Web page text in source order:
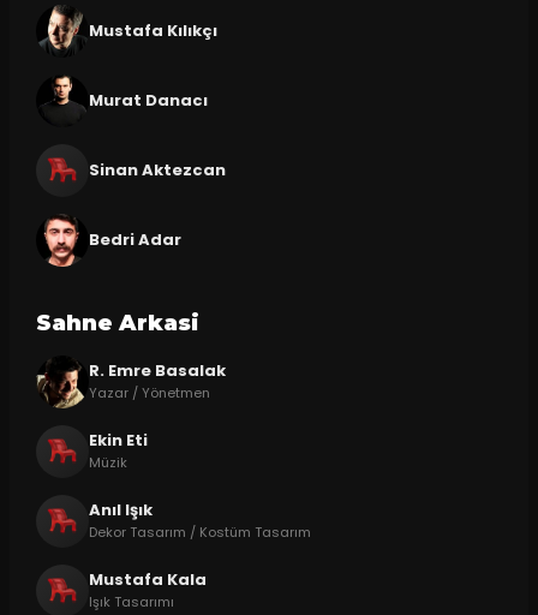
Mustafa Kılıkçı
Murat Danacı
Sinan Aktezcan
Bedri Adar
Sahne Arkasi
R. Emre Basalak
Yazar / Yönetmen
Ekin Eti
Müzik
Anıl Işık
Dekor Tasarım / Kostüm Tasarım
Mustafa Kala
Işık Tasarımı